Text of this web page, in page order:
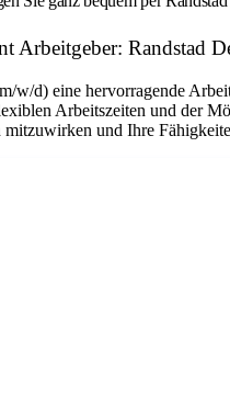
Arbeitgeber: Randstad
w/d) eine hervorragende
Arbeitszeiten und der
und Ihre